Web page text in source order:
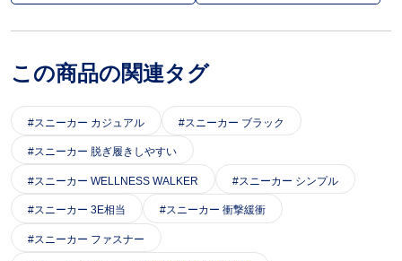
この商品の関連タグ
スニーカー カジュアル スニーカー ブラック
スニーカー 脱ぎ履きしやすい
スニーカー WELLNESS WALKER スニーカー シンプル
スニーカー 3E相当 スニーカー 衝撃緩衝
スニーカー ファスナー